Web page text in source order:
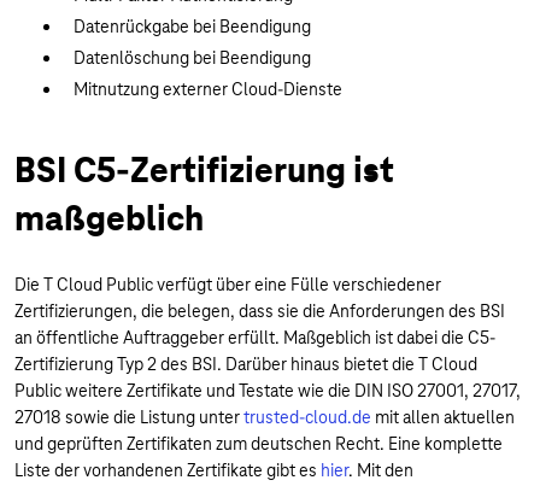
Datenrückgabe bei Beendigung
Datenlöschung bei Beendigung
Mitnutzung externer Cloud-Dienste
BSI C5-Zertifizierung ist
maßgeblich
Die T Cloud Public verfügt über eine Fülle verschiedener
Zertifizierungen, die belegen, dass sie die Anforderungen des BSI
an öffentliche Auftraggeber erfüllt. Maßgeblich ist dabei die C5-
Zertifizierung Typ 2 des BSI. Darüber hinaus bietet die T Cloud
Public weitere Zertifikate und Testate wie die DIN ISO 27001, 27017,
27018 sowie die Listung untertrusted-cloud.de mit allen aktuellen
und geprüften Zertifikaten zum deutschen Recht. Eine komplette
Liste der vorhandenen Zertifikate gibt es hier. Mit den